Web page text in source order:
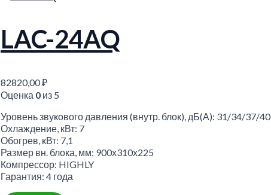
LAC-24AQ
82820,00₽
Оценка 0 из 5
Уровень звукового давления (внутр. блок), дБ(А): 31/34/37/40
Охлаждение, кВт: 7
Обогрев, кВт: 7,1
Размер вн. блока, мм: 900х310х225
Компрессор: HIGHLY
Гарантия: 4 года